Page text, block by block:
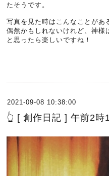
たそうです。
写真を見た時はこんなことがあ
偶然かもしれないけれど、神
と思ったら楽しいですね！
2021-09-08 10:38:00
👆 [ 創作日記 ] 午前2時